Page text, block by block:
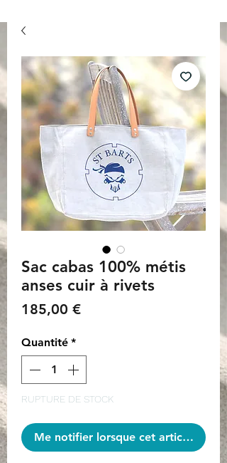
Sac cabas 100% métis
anses cuir à rivets
185,00 €Prix
Quantité *
RUPTURE DE STOCK
Me notifier lorsque cet article est